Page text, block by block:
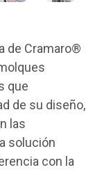
de Cramaro®
que
de su diseño,
las
solución
con la